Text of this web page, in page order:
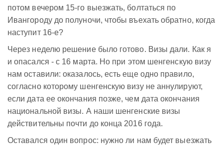
потом вечером 15-го выезжать, болтаться по
Ивангороду до полуночи, чтобы въехать обратно, когда
наступит 16-е?
Через неделю решение было готово. Визы дали. Как я
и опасался - с 16 марта. Но при этом шенгенскую визу
нам оставили: оказалось, есть еще одно правило,
согласно которому шенгенскую визу не аннулируют,
если дата ее окончания позже, чем дата окончания
национальной визы. А наши шенгенские визы
действительны почти до конца 2016 года.
Оставался один вопрос: нужно ли нам будет выезжать